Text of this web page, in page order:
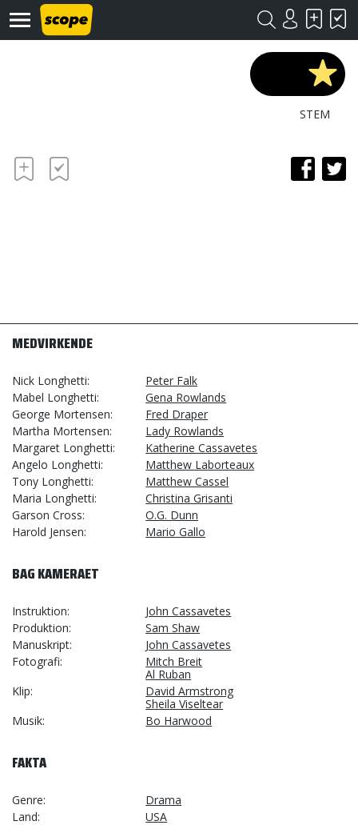
STEM
MEDVIRKENDE
Nick Longhetti
Peter Falk
Mabel Longhetti
Gena Rowlands
George Mortensen
Fred Draper
Martha Mortensen
Lady Rowlands
Margaret Longhetti
Katherine Cassavetes
Angelo Longhetti
Matthew Laborteaux
Tony Longhetti
Matthew Cassel
Maria Longhetti
Christina Grisanti
Garson Cross
O.G. Dunn
Harold Jensen
Mario Gallo
BAG KAMERAET
Instruktion
John Cassavetes
Produktion
Sam Shaw
Manuskript
John Cassavetes
Fotografi
Mitch Breit
Al Ruban
Klip
David Armstrong
Sheila Viseltear
Musik
Bo Harwood
FAKTA
Genre
Drama
Land
USA